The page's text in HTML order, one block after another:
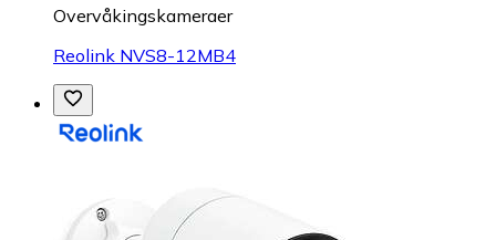
Overvåkings­kameraer
Reolink NVS8-12MB4